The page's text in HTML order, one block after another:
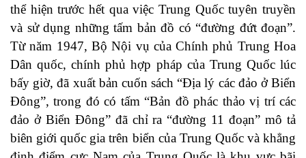
thể hiện trước hết qua việc Trung Quốc tuyên truyền
và sử dụng những tấm bản đồ có “đường đứt đoạn”.
Từ năm 1947, Bộ Nội vụ của Chính phủ Trung Hoa
Dân quốc, chính phủ hợp pháp của Trung Quốc lúc
bấy giờ, đã xuất bản cuốn sách “Địa lý các đảo ở Biển
Đông”, trong đó có tấm “Bản đồ phác thảo vị trí các
đảo ở Biển Đông” đã chỉ ra “đường 11 đoạn” mô tả
biên giới quốc gia trên biển của Trung Quốc và khẳng